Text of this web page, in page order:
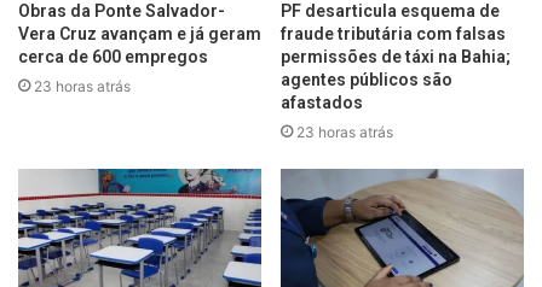
Obras da Ponte Salvador-
Vera Cruz avançam e já geram
cerca de 600 empregos
23 horas atrás
PF desarticula esquema de
fraude tributária com falsas
permissões de táxi na Bahia;
agentes públicos são
afastados
23 horas atrás